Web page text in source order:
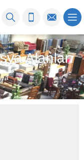
Alanlar